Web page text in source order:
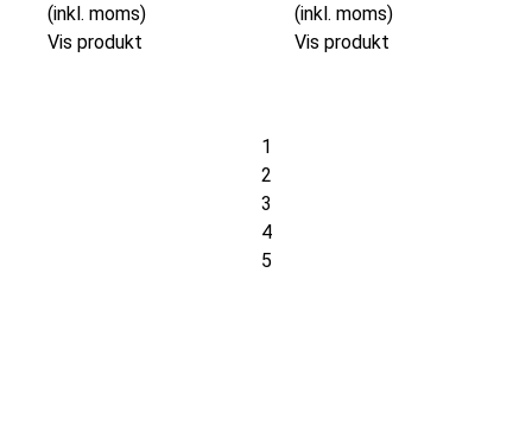
(inkl. moms)
Vis produkt
(inkl. moms)
Vis produkt
1
2
3
4
5